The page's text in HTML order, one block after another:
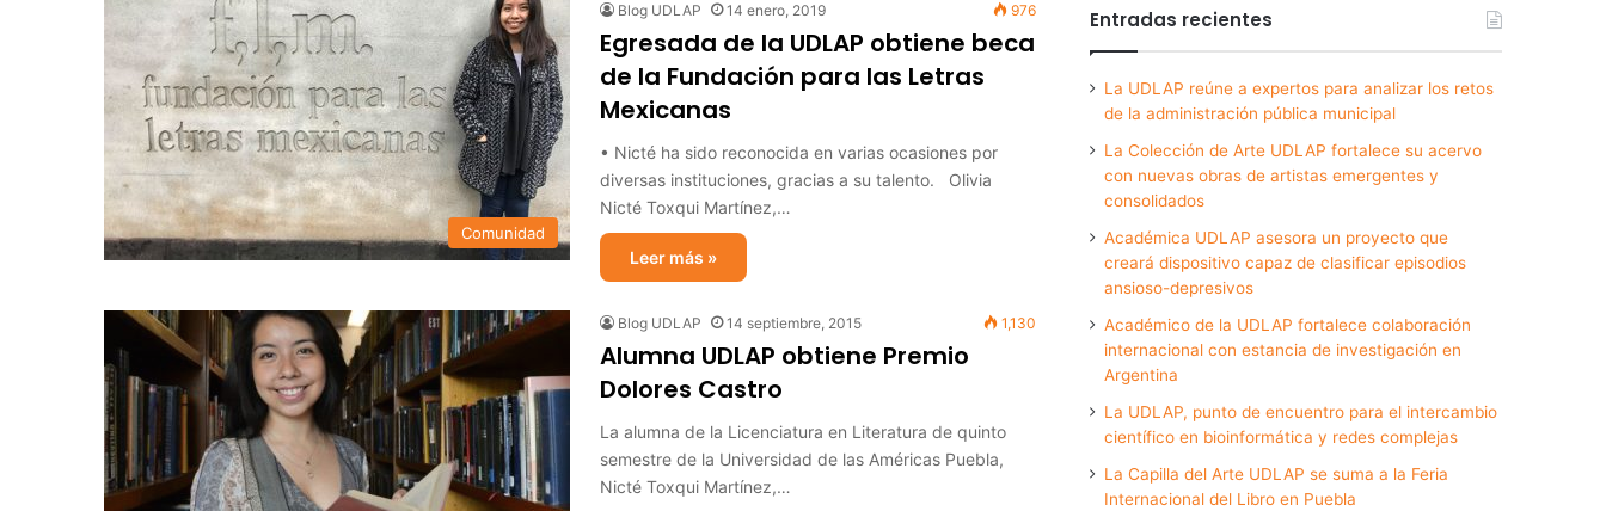
Comunidad
Blog UDLAP 14 enero, 2019 976
Egresada de la UDLAP obtiene beca
de la Fundación para las Letras
Mexicanas
• Nicté ha sido reconocida en varias ocasiones por
diversas instituciones, gracias a su talento. Olivia
Nicté Toxqui Martínez,…
Leer más »
Blog UDLAP 14 septiembre, 2015 1,130
Alumna UDLAP obtiene Premio
Dolores Castro
La alumna de la Licenciatura en Literatura de quinto
semestre de la Universidad de las Américas Puebla,
Nicté Toxqui Martínez,…
Entradas recientes
La UDLAP reúne a expertos para analizar los retos
de la administración pública municipal
La Colección de Arte UDLAP fortalece su acervo
con nuevas obras de artistas emergentes y
consolidados
Académica UDLAP asesora un proyecto que
creará dispositivo capaz de clasificar episodios
ansioso-depresivos
Académico de la UDLAP fortalece colaboración
internacional con estancia de investigación en
Argentina
La UDLAP, punto de encuentro para el intercambio
científico en bioinformática y redes complejas
La Capilla del Arte UDLAP se suma a la Feria
Internacional del Libro en Puebla